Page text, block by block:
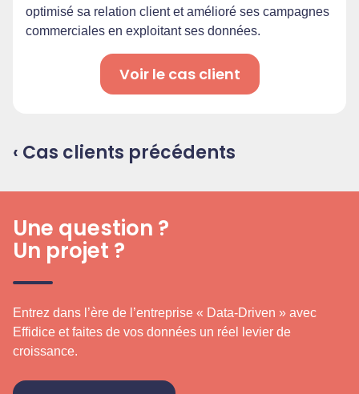
optimisé sa relation client et amélioré ses campagnes
commerciales en exploitant ses données.
Voir le cas client
‹ Cas clients précédents
Une question ?
Un projet ?
Entrez dans l’ère de l’entreprise « Data-Driven » avec
Effidice et faites de vos données un réel levier de
croissance.